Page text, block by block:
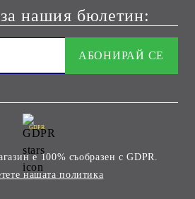
нашия бюлетин:
GDPR
е 100% съобразен с GDPR.
нашата политика